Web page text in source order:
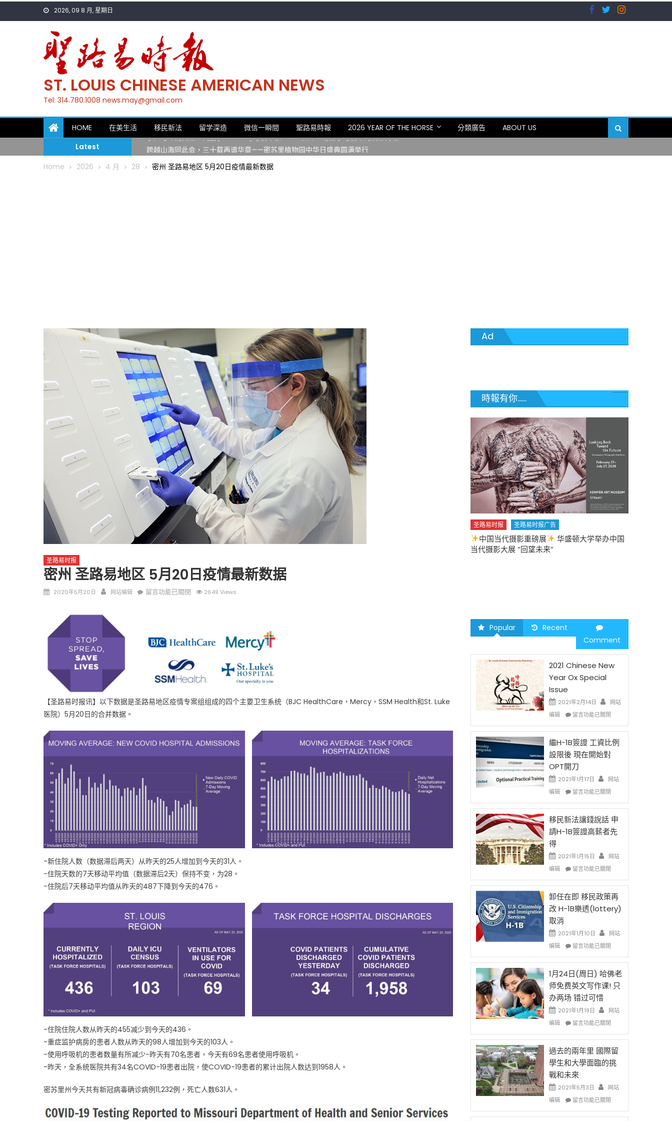
2026, 09 8 月, 星期日
ST. LOUIS CHINESE AMERICAN NEWS
Tel: 314.780.1008 news.may@gmail.com
HOME 在美生活 移民新法 留学深造 微信一瞬間 聖路易時報 2026 YEAR OF THE HORSE 分類廣告
ABOUT US
Latest
一晃三十年，初夏又相逢。中华日，等你来赴约 —— 密苏里植物园“中华日三十周年特别报道（五）
筝声与琴韵交汇：刘励(Li Statler)与钢琴家Darek演绎一场古筝与钢琴的精彩对话
跨越山海同此会，三十载再谱华章——密苏里植物园中华日盛典圆满举行
圣路易龙舟俱乐部5月16日龙舟体验日 邀请各界亲身体验划行乐趣 + 水上竞速魅力
三十二载跨越时空的相逢
Home 2026 4 月 28 密州 圣路易地区 5月20日疫情最新数据
圣路易时报
密州 圣路易地区 5月20日疫情最新数据
Posted
2020年5月20日 Author
网站编辑
在
路
易
20
疫
情
据〉
中
留言功能已關閉 2649 Views
【圣路易时报讯】以下数据是圣路易地区疫情专案组组成的四个主要卫生系统（BJC HealthCare，Mercy，SSM Health和St. Luke
医院）5月20日的合并数据。
-新住院人数（数据滞后两天）从昨天的25人增加到今天的31人。
-住院天数的7天移动平均值（数据滞后2天）保持不变，为28。
-住院后7天移动平均值从昨天的487下降到今天的476。
-住院住院人数从昨天的455减少到今天的436。
-重症监护病房的患者人数从昨天的98人增加到今天的103人。
-使用呼吸机的患者数量有所减少-昨天有70名患者，今天有69名患者使用呼吸机。
-昨天，全系统医院共有34名COVID-19患者出院，使COVID-19患者的累计出院人数达到1958人。
密苏里州今天共有新冠病毒确诊病例11,232例，死亡人数631人。
Ad
時報有你......
Lu Team 卢长志
圣路易时报 圣路易时报广告
9点至中午 Grace UM Church
圣路易时报
圣路易时报 圣路易时报广告
中国当代摄影重磅展
华盛顿大学举办中国
当代摄影大展 “回望未来”
Popular
Recent
Comment
2021 Chinese New
Year Ox Special
Issue
2021年2月14日
网站
编辑
在
Chinese
New
Year
Ox
Special
Issue〉
中
留言功能已關閉
繼H-1B簽證 工資比例
設限後 現在開始對
OPT開刀
2021年1月17日
网站
编辑
在
H-
1B
簽
證
資
比
設
限
後
現
開
始
對
OPT
開
刀〉
中
留言功能已關閉
移民新法讓錢說話 申
請H-1B簽證高薪者先
得
2021年1月15日
网站
编辑
在
民
新
法
讓
說
話
請
H-
1B
簽
證
高
薪
者
先
得〉
中
留言功能已關閉
卸任在即 移民政策再
改 H-1B樂透(lottery)
取消
2021年1月10日
网站
编辑
在
任
在
即
移
民
政
策
改
H-
1B
樂
透
(lottery)
取
消〉
中
留言功能已關閉
1月24日(周日) 哈佛老
师免费英文写作课! 只
办两场 错过可惜
2021年1月19日
网站
编辑
在
月
24
日
(周
日)
哈
佛
师
留言功能已關閉
過去的兩年里 國際留
學生和大學面臨的挑
戰和未來
2021年5月3日
网站
编辑
在
去
留言功能已關閉